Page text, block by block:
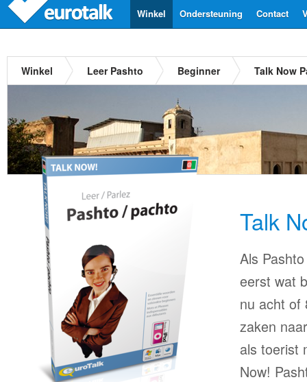
Contact
Ondersteuning
Winkel
Winkel Leer Pashto Beginner Talk Now
Talk
Als
eerst wat
nu acht of
zaken
als toerist
Now!